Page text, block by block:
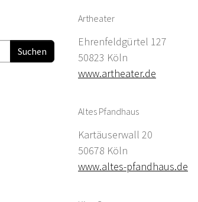
Artheater
Ehrenfeldgürtel 127
50823 Köln
www.artheater.de
Altes Pfandhaus
Kartäuserwall 20
50678 Köln
www.altes-pfandhaus.de